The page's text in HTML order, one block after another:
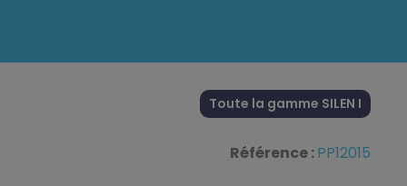
Toute la gamme SILEN I
Référence :PP12015